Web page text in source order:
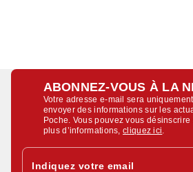
ABONNEZ-VOUS À LA
Votre adresse e-mail sera
envoyer des informations sur les
Poche. Vous pouvez vous
plus d’informations,cliquez ici
Indiquez votre email